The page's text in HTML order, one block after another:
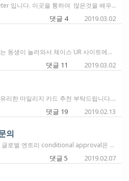
데 혹시 "매주" 사용 금액 전액을 갚는것은 어떤 가요? 아니면 격주로 상환? FICO를 모니터 했더니 저의 신용카드 각각 사용 금액이 엄청 크게 나와 있어서요. 2.저의 아멕스플렛 에 아내가 AU로 있는데 아내 AU카드를 그냥 취소할고 아내의 아멕스플렛을 새로 신청 할수 있을까요? 3.아내의 샤파이어 에 제가 AU로 되있는것 역시 취소 하고 제가 샤파이어 를 바로 신청 이 가능 한지요? 4월 모임을 기대 하고 있습니다. 감사합니다.
댓글 4 2019.03.02
서요.) 1. 본인이 아닌 다른 사람(동생) 티켓을 발권해도 괜찮은건가요? 2. 이런 경우에는... 동생을 대한항공 가족명단에 포함 시켜야 하나요? 3. 그리고 UR사이트에서 포인트로 결제를 했는데... 원래 여권 번호나 그런 걸 안 물어보나요? 4. UR포인트로 결제하고나서 바로 동생이 이메일 하나를 받았는데, 적혀있기로 '이게 e-ticket이다'라고 되어 있던데... 그러면 당일날 그 이메일을 프린트해서 여권이랑 들고 대한항공 데스크로 가면 되는 건가요? 제가 처음 UR 포인트로 결제해 보는 거라, 이해가 안 가는 부분을 한참 검색해도 못 찾아서... 여기에 여쭤봅니다. 감사합니다.
댓글 11 2019.03.02
서 많이 쓰는데 여기는 visa만 받아요. spg포인트로 항공사 전환시 3:1 이라고 막시님께서 알려주셨는데 쫌 손해보는 기분이예요. 그래서 항공권에 유리한 카드를 찾고 잇습니다.주로 미국내에서 사용할꺼구요 알라스카 카드가 눈에 들어왔는데 확실치 않아요. 미리 감사드립니다.
댓글 19 2019.02.13
의
만에 승인나나요? 인터넷 리뷰를 보면 2주 정도면 나오는 것 같아서요. 2주가 지나도 승인이 안되면 어떤 방법을 취할 수 있을까요?
댓글 5 2019.02.07